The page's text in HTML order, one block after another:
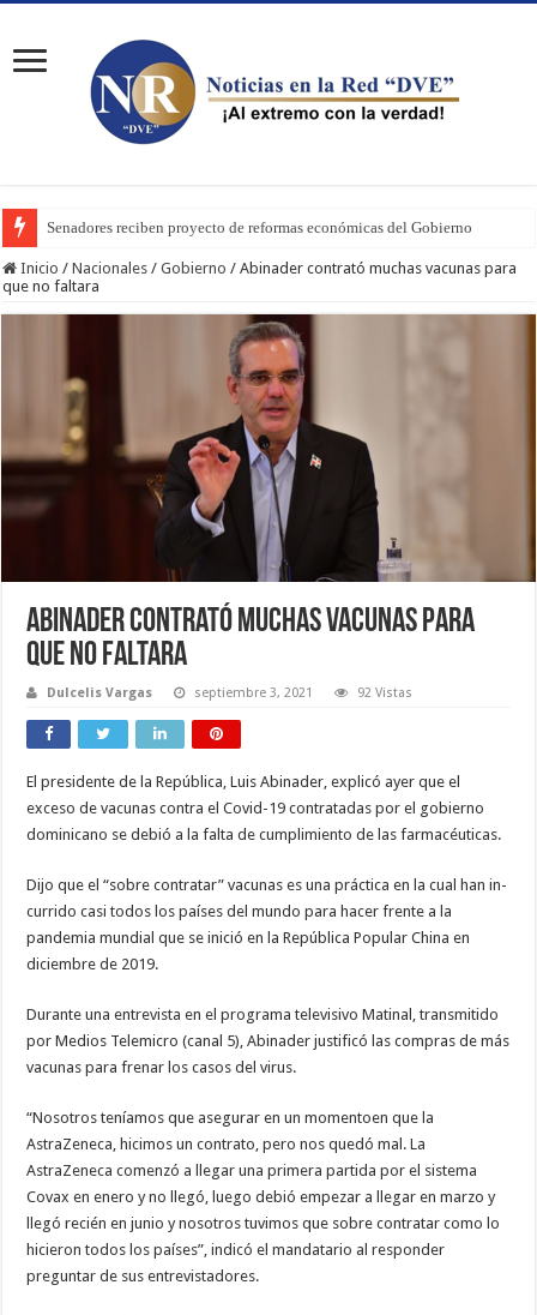
Senadores reciben proyecto de reformas económicas del Gobierno
Inicio / Nacionales / Gobierno / Abinader contrató muchas vacunas para
que no faltara
Abinader contrató muchas vacunas para
que no faltara
Dulcelis Vargas septiembre 3, 2021 92 Vistas
El presidente de la Repú­blica, Luis Abinader, ex­plicó ayer que el
exceso de vacunas contra el Co­vid-19 contratadas por el gobierno
dominicano se debió a la falta de cumpli­miento de las farmacéuti­cas.
Dijo que el “sobre con­tratar” vacunas es una práctica en la cual han in­
currido casi todos los paí­ses del mundo para hacer frente a la
pandemia mun­dial que se inició en la Re­pública Popular China en
diciembre de 2019.
Durante una entrevis­ta en el programa televisi­vo Matinal, transmitido
por Medios Telemicro (ca­nal 5), Abinader justificó las compras de más
vacu­nas para frenar los casos del virus.
“Nosotros teníamos que asegurar en un momentoen que la
AstraZeneca, hicimos un contrato, pero nos quedó mal. La
AstraZeneca comenzó a llegar una primera partida por el sistema
Covax en enero y no llegó, luego debió empezar a llegar en marzo y
llegó recién en junio y nosotros tuvimos que sobre contratar como lo
hicieron todos los países”, indicó el mandatario al responder
preguntar de sus entrevistadores.